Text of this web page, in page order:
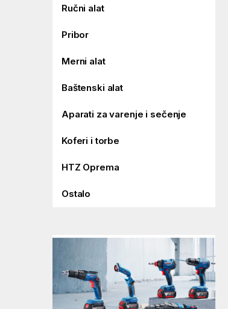
Ručni alat
Pribor
Merni alat
Baštenski alat
Aparati za varenje i sečenje
Koferi i torbe
HTZ Oprema
Ostalo